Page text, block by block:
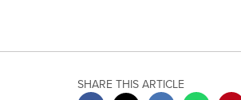
SHARE THIS ARTICLE